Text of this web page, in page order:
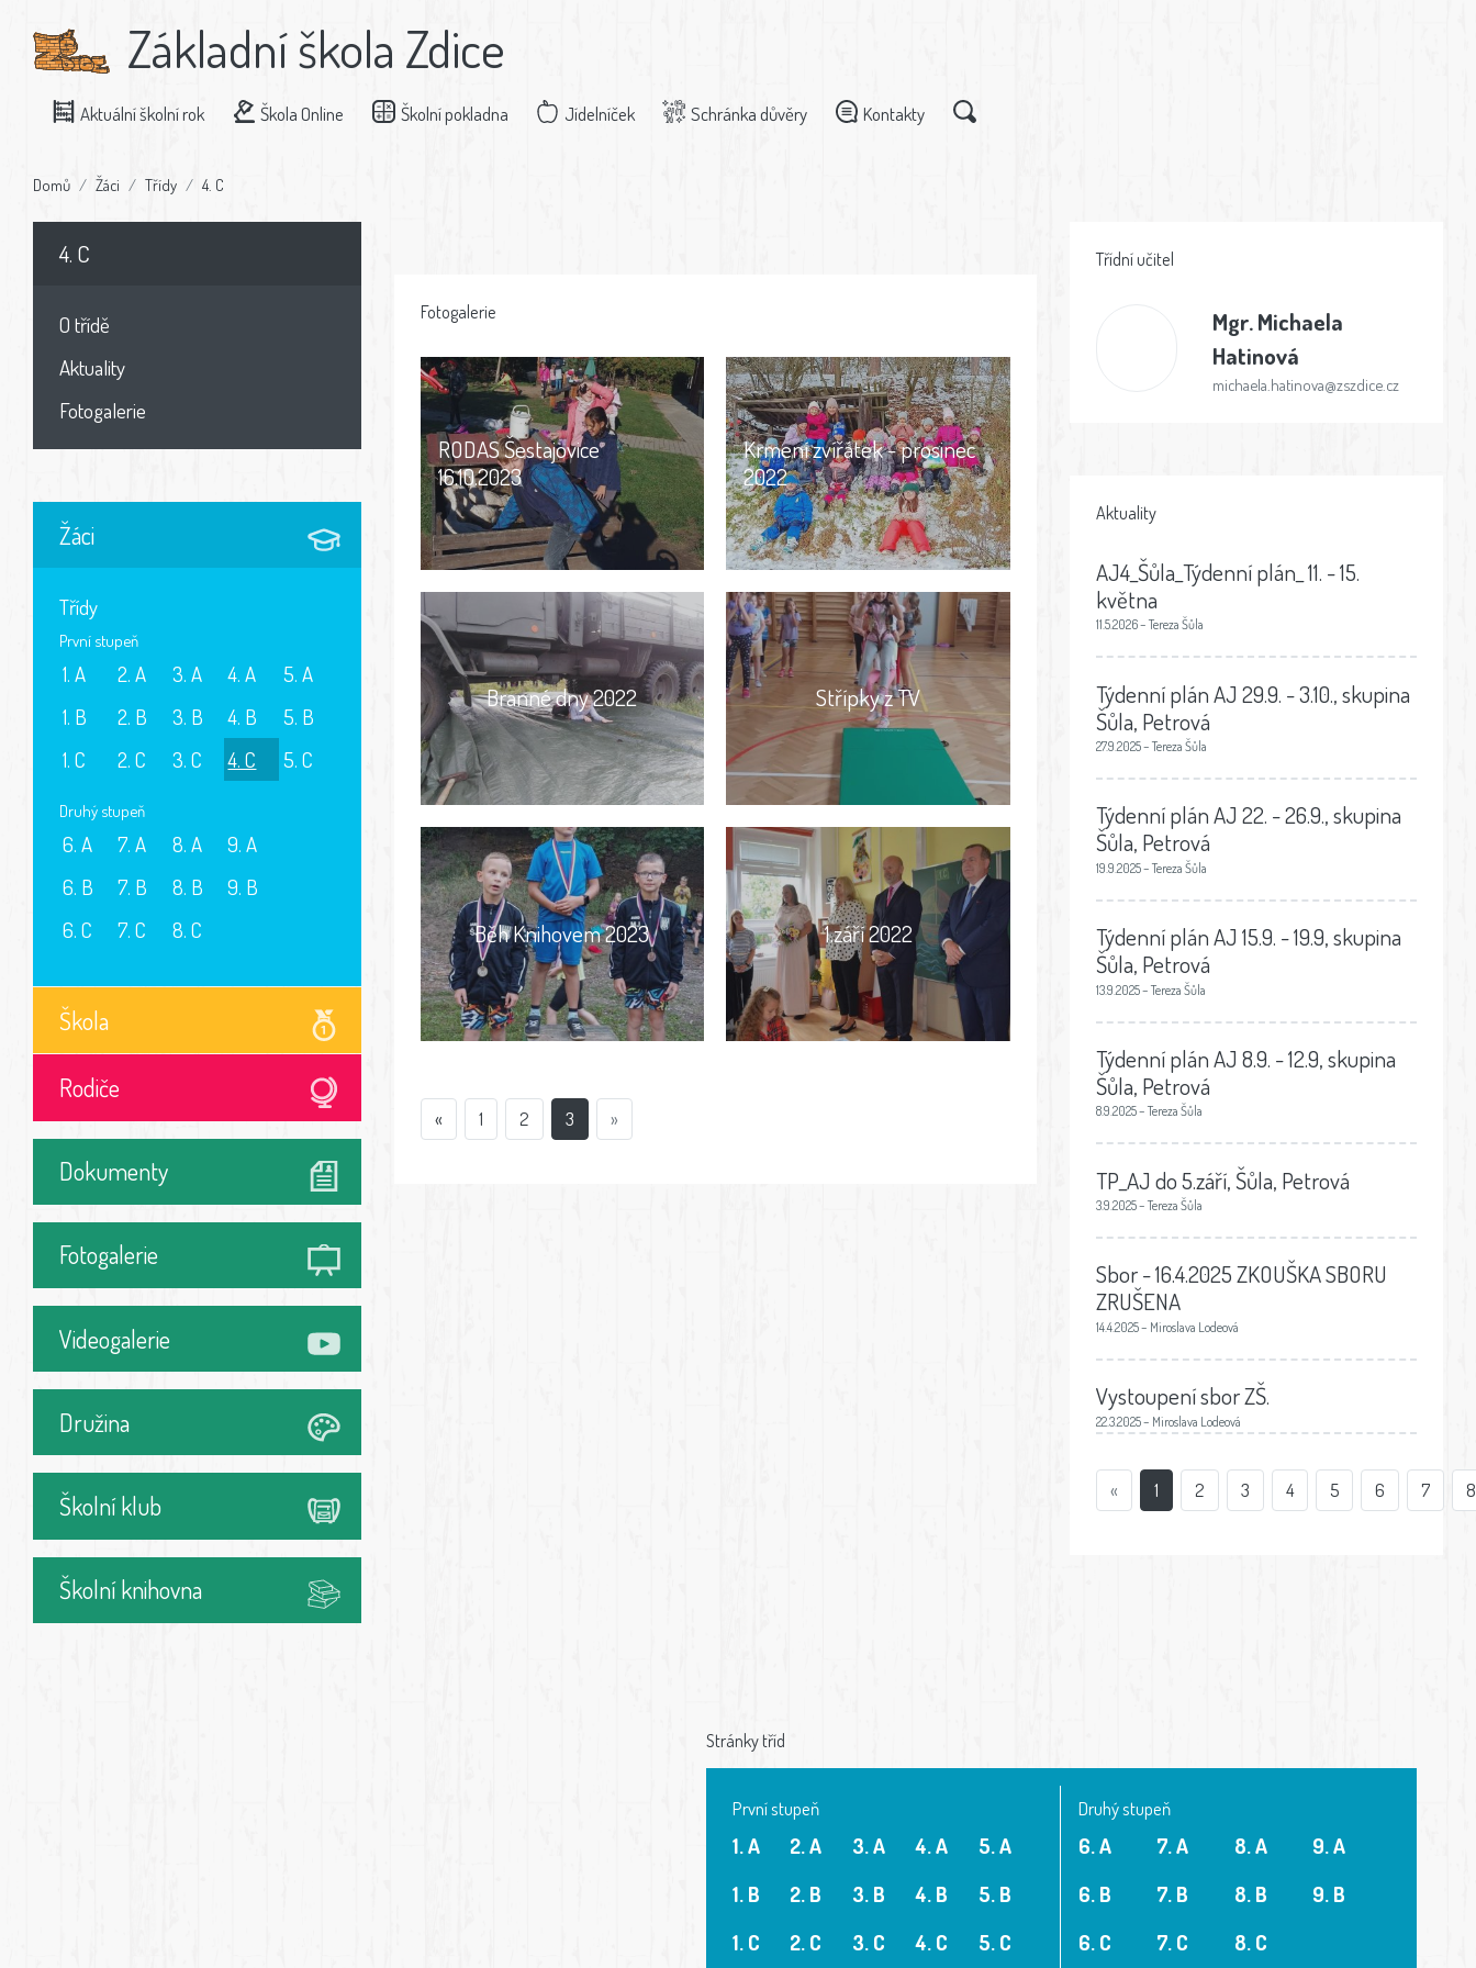
Základní škola Zdice
Aktuální školní rok Škola Online Školní pokladna Jídelníček Schránka důvěry Kontakty
Domů Žáci Třídy 4. C
4. C
O třídě
Aktuality
Fotogalerie
Žáci
Třídy
První stupeň
1. A
1. B
1. C
2. A
2. B
2. C
3. A
3. B
3. C
4. A
4. B
4. C
5. A
5. B
5. C
Druhý stupeň
6. A
6. B
6. C
7. A
7. B
7. C
8. A
8. B
8. C
9. A
9. B
Škola
Rodiče
Dokumenty
Fotogalerie
Videogalerie
Družina
Školní klub
Školní knihovna
Fotogalerie
RODAS Šestajovice
16.10.2023
Krmení zvířátek - prosinec
2022
Branné dny 2022 Střípky z TV
Běh Knihovem 2023 1.září 2022
« 1 2 3 »
Třídní učitel
Mgr.Michaela
Hatinová
michaela.hatinova@zszdice.cz
Aktuality
AJ4_Šůla_Týdenní plán_ 11. - 15.
května
11.5.2026 – Tereza Šůla
Týdenní plán AJ 29.9. - 3.10., skupina
Šůla, Petrová
27.9.2025 – Tereza Šůla
Týdenní plán AJ 22. - 26.9., skupina
Šůla, Petrová
19.9.2025 – Tereza Šůla
Týdenní plán AJ 15.9. - 19.9, skupina
Šůla, Petrová
13.9.2025 – Tereza Šůla
Týdenní plán AJ 8.9. - 12.9, skupina
Šůla, Petrová
8.9.2025 – Tereza Šůla
TP_AJ do 5.září, Šůla, Petrová
3.9.2025 – Tereza Šůla
Sbor - 16.4.2025 ZKOUŠKA SBORU
ZRUŠENA
14.4.2025 – Miroslava Lodeová
Vystoupení sbor ZŠ.
22.3.2025 – Miroslava Lodeová
« 1 2 3 4 5 6 7 8
Stránky tříd
První stupeň
1. A
1. B
1. C
2. A
2. B
2. C
3. A
3. B
3. C
4. A
4. B
4. C
5. A
5. B
5. C
Druhý stupeň
6. A
6. B
6. C
7. A
7. B
7. C
8. A
8. B
8. C
9. A
9. B